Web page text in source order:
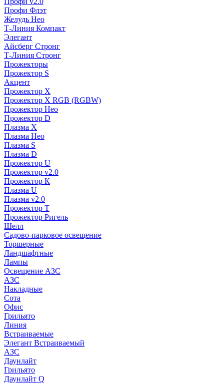
Профи Флэт
Желудь Нео
Т-Линия Компакт
Элегант
Айсберг Стронг
Т-Линия Стронг
Прожекторы
Прожектор S
Акцент
Прожектор X
Прожектор Х RGB (RGBW)
Прожектор Нео
Прожектор D
Плазма X
Плазма Нео
Плазма S
Плазма D
Прожектор U
Прожектор v2.0
Прожектор К
Плазма U
Плазма v2.0
Прожектор Т
Прожектор Ригель
Шелл
Садово-парковое освещение
Торшерные
Ландшафтные
Лампы
Освещение АЗС
АЗС
Накладные
Сота
Офис
Грильято
Линия
Встраиваемые
Элегант Встраиваемый
АЗС
Даунлайт
Грильято
Даунлайт Q